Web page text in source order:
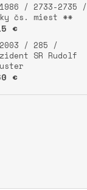
/ 2733-2735 /
čs. miest **
€
2003 / 285 /
SR Rudolf
€